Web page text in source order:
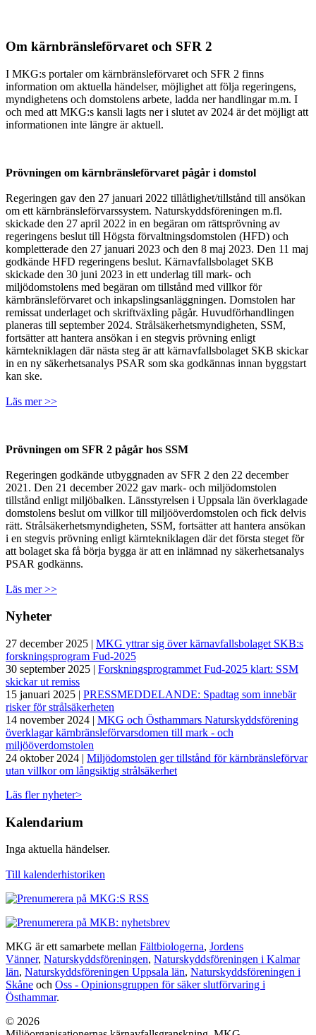
Om kärnbränsleförvaret och SFR 2
I MKG:s portaler om kärnbränsleförvaret och SFR 2 finns
information om aktuella händelser, möjlighet att följa regeringens,
myndighetens och domstolens arbete, ladda ner handlingar m.m. I
och med att MKG:s kansli lagts ner i slutet av 2024 är det möjligt att
informationen inte längre är aktuell.
Prövningen om kärnbränsleförvaret pågår i domstol
Regeringen gav den 27 januari 2022 tillåtlighet/tillstånd till ansökan
om ett kärnbränsleförvarssystem. Naturskyddsföreningen m.fl.
skickade den 27 april 2022 in en begäran om rättsprövning av
regeringens beslut till Högsta förvaltningsdomstolen (HFD) och
kompletterade den 27 januari 2023 och den 8 maj 2023. Den 11 maj
godkände HFD regeringens beslut. Kärnavfallsbolaget SKB
skickade den 30 juni 2023 in ett underlag till mark- och
miljödomstolens med begäran om tillstånd med villkor för
kärnbränsleförvaret och inkapslingsanläggningen. Domstolen har
remissat underlaget och skriftväxling pågår. Huvudförhandlingen
planeras till september 2024. Strålsäkerhetsmyndigheten, SSM,
fortsätter att hantera ansökan i en stegvis prövning enligt
kärntekniklagen där nästa steg är att kärnavfallsbolaget SKB skickar
in en ny säkerhetsanalys PSAR som ska godkännas innan byggstart
kan ske.
Läs mer >>
Prövningen om SFR 2 pågår hos SSM
Regeringen godkände utbyggnaden av SFR 2 den 22 december
2021. Den 21 december 2022 gav mark- och miljödomstolen
tillstånd enligt miljöbalken. Länsstyrelsen i Uppsala län överklagade
domstolens beslut om villkor till miljööverdomstolen och fick delvis
rätt. Strålsäkerhetsmyndigheten, SSM, fortsätter att hantera ansökan
i en stegvis prövning enligt kärntekniklagen där det första steget för
att bolaget ska få börja bygga är att en inlämnad ny säkerhetsanalys
PSAR godkänns.
Läs mer >>
Nyheter
27 december 2025 | MKG yttrar sig över kärnavfallsbolaget SKB:s
forskningsprogram Fud-2025
30 september 2025 | Forskningsprogrammet Fud-2025 klart: SSM
skickar ut remiss
15 januari 2025 | PRESSMEDDELANDE: Spadtag som innebär
risker för strålsäkerheten
14 november 2024 | MKG och Östhammars Naturskyddsförening
överklagar kärnbränsleförvarsdomen till mark - och
miljööverdomstolen
24 oktober 2024 | Miljödomstolen ger tillstånd för kärnbränsleförvar
utan villkor om långsiktig strålsäkerhet
Läs fler nyheter>
Kalendarium
Inga aktuella händelser.
Till kalenderhistoriken
MKG är ett samarbete mellan Fältbiologerna, Jordens
Vänner, Naturskyddsföreningen, Naturskyddsföreningen i Kalmar
län, Naturskyddsföreningen Uppsala län, Naturskyddsföreningen i
Skåne och Oss - Opinionsgruppen för säker slutförvaring i
Östhammar.
© 2026